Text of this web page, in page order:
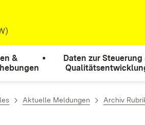
&
Daten zur Steuerung
Aktuelle Meldungen Archiv